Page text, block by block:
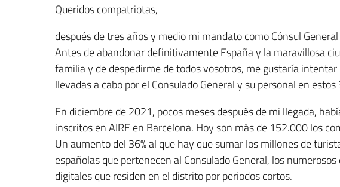
Queridos compatriotas,
después de tres años y medio mi mandato como Cónsul
Antes de abandonar definitivamente España y la maravillosa
familia y de despedirme de todos vosotros, me gustaría
llevadas a cabo por el Consulado General y su personal en
En diciembre de 2021, pocos meses después de mi llegada,
inscritos en AIRE en Barcelona. Hoy son más de 152.000 los
Un aumento del 36% al que hay que sumar los millones de
españolas que pertenecen al Consulado General, los
digitales que residen en el distrito por periodos cortos.